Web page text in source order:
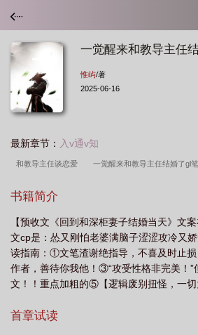
一觉醒来和教导主任
惟屿/著
2025-06-16
最新章节： 入v通v知
和教导主任谈恋爱 一觉醒来和教导主任结婚了gl
txt百度 一觉醒来和教导主任结婚了免费阅读
盖儿)_第72章_舞舞 一觉醒来和教导主任结婚了番
结婚了作者胖大盖儿 一觉醒来和教导主任结婚了
了gl百度 一觉醒来我和教导主任结婚了 一觉醒
觉醒来和教导主任结婚了司南玉 一觉醒来和教导
书籍简介
【预收文《回到和深柜妻子结婚当天》文
文cp是：怂又刚怕老婆满脑子涩涩攻冷又
读指南：①文笔渣谢绝指导，不喜及时止
作者，善待你我他！③“攻受性格非完美！
文！！重点加粗的⑤【逻辑废别扭怪，一
后，司南钰借着醉意编辑了一条小作文似的
首章试读